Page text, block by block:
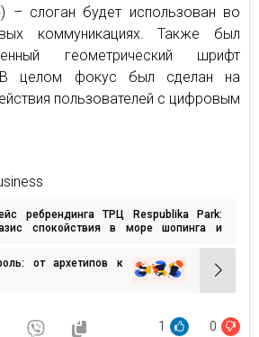
– слоган будет использован во
коммуникациях. Также был
геометрический шрифт
целом фокус был сделан на
пользователей с цифровым
ребрендинга ТРЦ Respublika Park:
спокойствия в море шопинга и
от архетипов к
1 0